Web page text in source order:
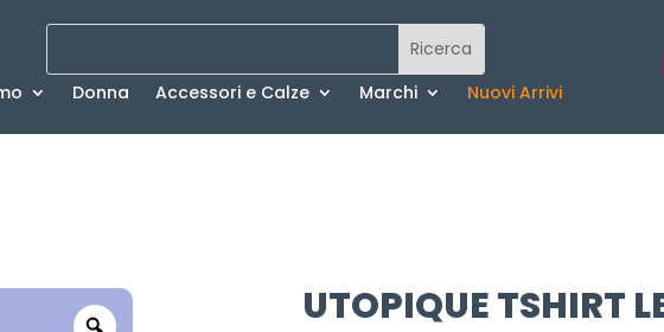
Donna Accessori e Calze Marchi Nuovi Arrivi
UTOPIQUE TSHIRT